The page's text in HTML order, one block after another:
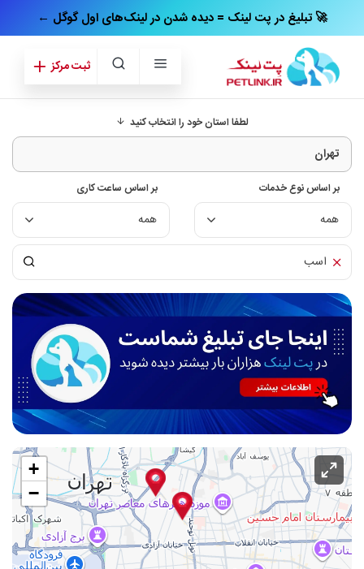
← تبلیغ در پت‌ لینک = دیده شدن در لینک‌های اول گوگل 🚀
ثبت مرکز
لطفا استان خود را انتخاب کنید
بر اساس نوع خدمات بر اساس ساعت کاری
+
−